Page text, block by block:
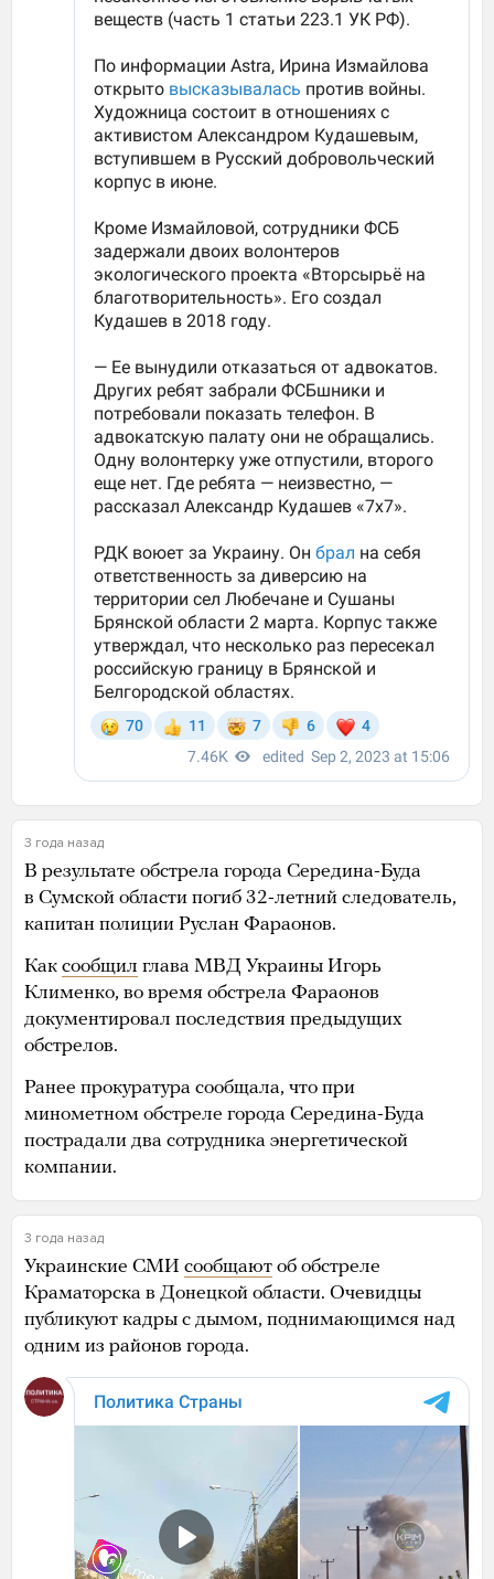
3 года назад
В результате обстрела города Середина-Буда
в Сумской области погиб 32-летний следователь,
капитан полиции Руслан Фараонов.
Как сообщил глава МВД Украины Игорь
Клименко, во время обстрела Фараонов
документировал последствия предыдущих
обстрелов.
Ранее прокуратура сообщала, что при
минометном обстреле города Середина-Буда
пострадали два сотрудника энергетической
компании.
3 года назад
Украинские СМИ сообщают об обстреле
Краматорска в Донецкой области. Очевидцы
публикуют кадры с дымом, поднимающимся над
одним из районов города.